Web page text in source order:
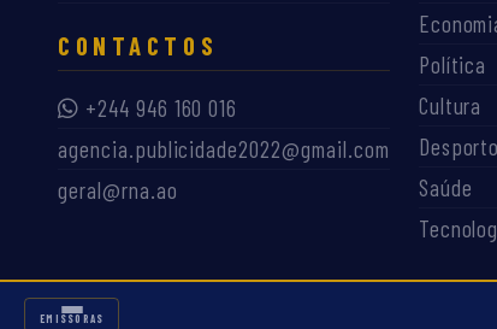
CONTACTOS
+244 946 160 016
agencia.publicidade2022@gmail.com
geral@rna.ao
Política
Cultura
Desporto
Saúde
©2026RNA — Rádio Nacional de Angola. Todos os direitos reservados.
EMISSORAS RNA
EMISSORAS